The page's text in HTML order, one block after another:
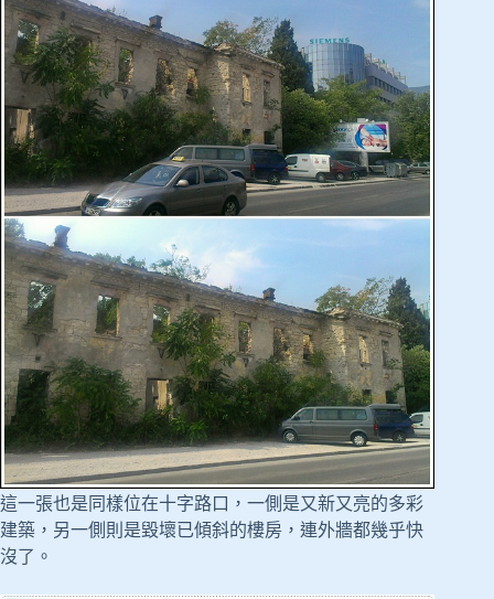
這一張也是同樣位在十字路口，一側是又新又亮的多彩
建築，另一側則是毀壞已傾斜的樓房，連外牆都幾乎快
沒了。